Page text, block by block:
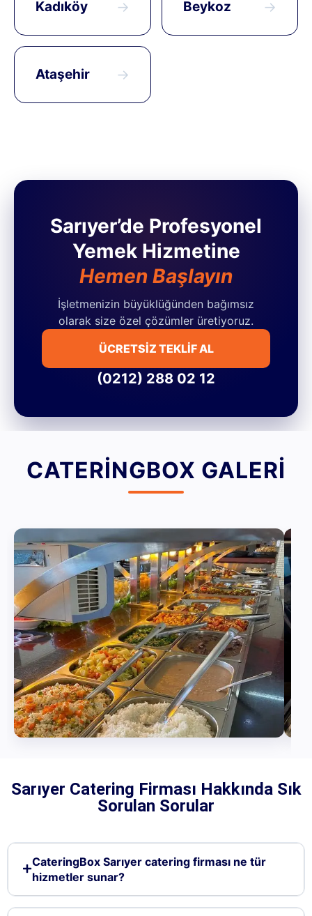
Kadıköy → Beykoz →
Ataşehir →
Sarıyer’de Profesyonel
Yemek Hizmetine
Hemen Başlayın
İşletmenizin büyüklüğünden bağımsız
olarak size özel çözümler üretiyoruz.
ÜCRETSİZ TEKLİF AL
(0212) 288 02 12
CATERINGBOX GALERI
Sarıyer Catering Firması Hakkında Sık
Sorulan Sorular
CateringBox Sarıyer catering firması ne tür
hizmetler sunar?